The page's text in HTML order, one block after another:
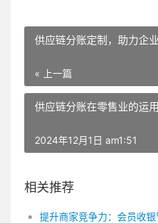
供应链分账定制，助力企
« 上一篇
供应链分账在零售业的运
2024年12月1日 am1:51
相关推荐
提升商家竞争力：会员收